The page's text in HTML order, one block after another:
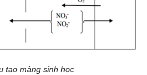
tạo màng sinh học